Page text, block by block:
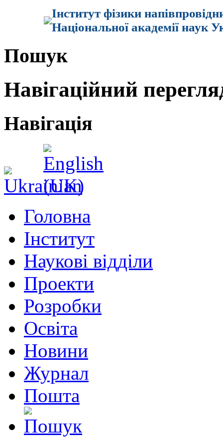
Інститут фізики
Національної академії наук
Пошук
Навігаційний
Навігація
Головна
Інститут
Наукові відділи
Проекти
Розробки
Освіта
Новини
Журнал
Пошта